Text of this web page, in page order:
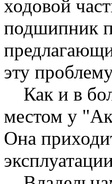
ходовой
подшипник
эту
Как и в
местом у
Она